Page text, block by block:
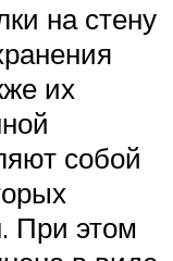
на стену
их
собой
При этом